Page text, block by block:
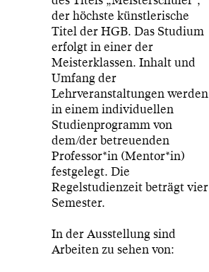
der höchste künstlerische
Titel der HGB. Das Studium
erfolgt in einer der
Meisterklassen. Inhalt und
Umfang der
Lehrveranstaltungen werden
in einem individuellen
Studienprogramm von
dem/der betreuenden
Professor*in (Mentor*in)
festgelegt. Die
Regelstudienzeit beträgt vier
Semester.
In der Ausstellung sind
Arbeiten zu sehen von: